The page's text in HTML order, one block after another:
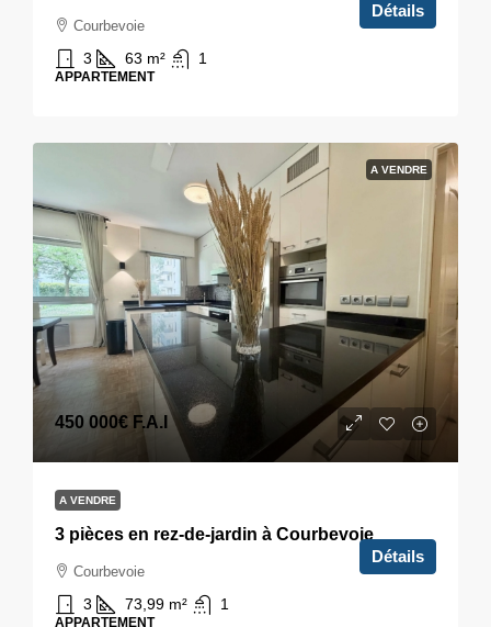
Courbevoie
3 63 m² 1
APPARTEMENT
Détails
A VENDRE
450 000€ F.A.I
A VENDRE
3 pièces en rez-de-jardin à Courbevoie
Courbevoie
3 73,99 m² 1
APPARTEMENT
Détails